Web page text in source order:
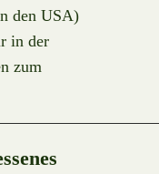
den USA)
in der
zum